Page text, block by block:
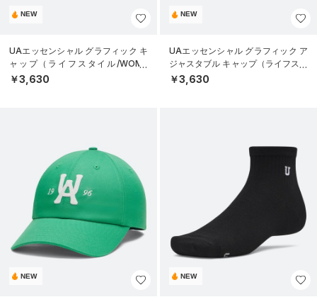
NEW
UAエッセンシャル グラフィック キ
ャップ（ライフスタイル/WOME
N）
￥3,630
NEW
UAエッセンシャル グラフィック ア
ジャスタブル キャップ（ライフスタ
イル/UNISEX）
￥3,630
NEW NEW